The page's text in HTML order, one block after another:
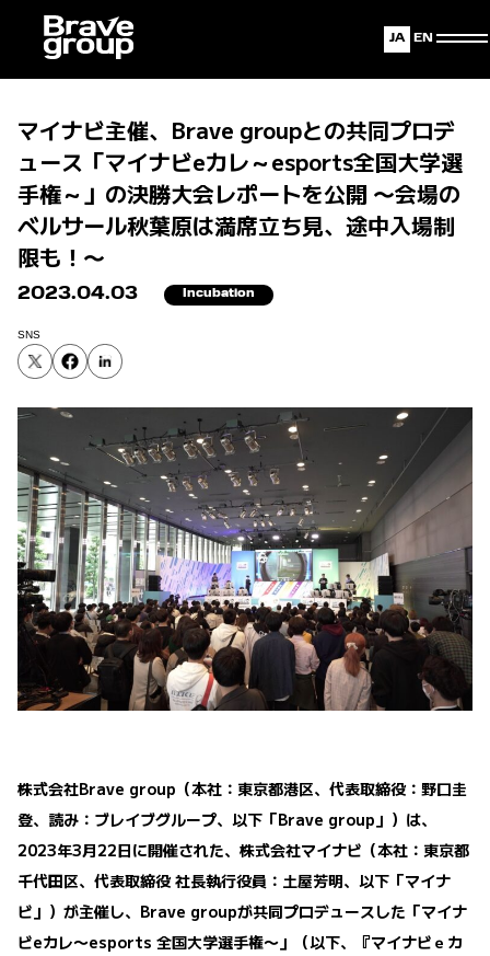
English
Japanese
マイナビ主催、Brave groupとの共同プロデ
ュース「マイナビeカレ～esports全国大学選
手権～」の決勝大会レポートを公開 〜会場の
ベルサール秋葉原は満席立ち見、途中入場制
限も！〜
2023.04.03 Incubation
SNS
株式会社Brave group（本社：東京都港区、代表取締役：野口圭
登、読み：ブレイブグループ、以下「Brave group」）は、
2023年3月22日に開催された、株式会社マイナビ（本社：東京都
千代田区、代表取締役 社長執行役員：土屋芳明、以下「マイナ
ビ」）が主催し、Brave groupが共同プロデュースした「マイナ
ビeカレ〜esports 全国大学選手権〜」
（以下、『マイナビｅカ